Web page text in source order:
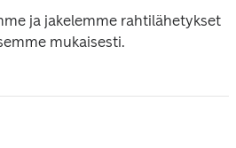
ja jakelemme rahtilähetykset
mukaisesti.